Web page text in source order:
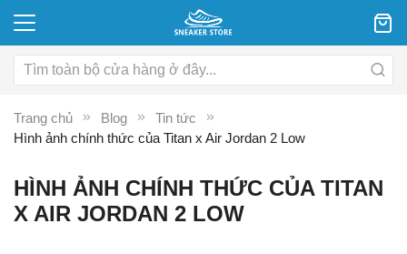
Trang chủ Blog
Tin tức
Hình ảnh chính thức của Titan x Air Jordan 2 Low
HÌNH ẢNH CHÍNH THỨC CỦA TITAN
X AIR JORDAN 2 LOW